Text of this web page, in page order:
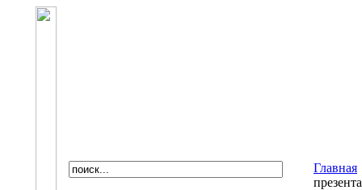
Главная